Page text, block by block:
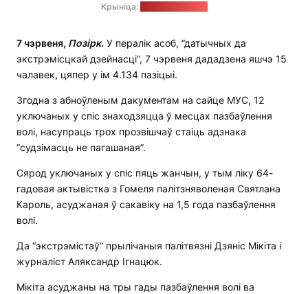
Крыніца:
7 чэрвеня, Позірк. У пералік асоб, “датычных да
экстрэмісцкай дзейнасці”, 7 чэрвеня дададзена яшчэ 15
чалавек, цяпер у ім 4.134 пазіцыі.
Згодна з абноўленым дакументам на сайце МУС, 12
уключаных у спіс знаходзяцца ў месцах пазбаўлення
волі, насупраць трох прозвішчаў стаіць адзнака
“судзімасць не пагашаная”.
Сярод уключаных у спіс пяць жанчын, у тым ліку 64-
гадовая актывістка з Гомеля палітзняволеная Святлана
Кароль, асуджаная ў сакавіку на 1,5 года пазбаўлення
волі.
Да “экстрэмістаў” прылічаныя палітвязні Дзяніс Мікіта і
журналіст Аляксандр Ігнацюк.
Мікіта асуджаны на тры гады пазбаўлення волі ва